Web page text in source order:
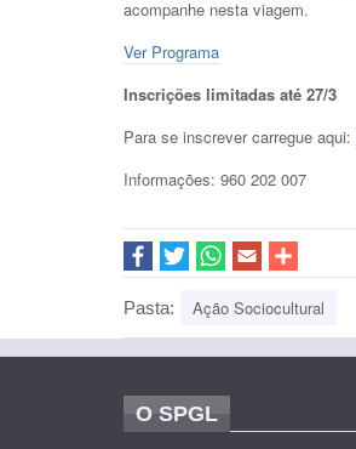
acompanhe nesta viagem.
Ver Programa
Inscrições limitadas até 27/3
Para se inscrever carregue aqui:
Informações: 960 202 007
Pasta: Ação Sociocultural
O SPGL